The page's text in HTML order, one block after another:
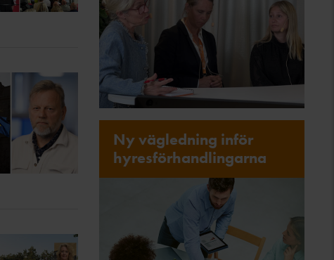
Ny vägledning inför
hyresförhandlingarna